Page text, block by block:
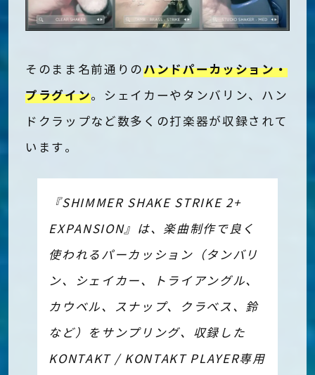
そのまま名前通りのハンドパーカッション・
プラグイン。シェイカーやタンバリン、ハン
ドクラップなど数多くの打楽器が収録されて
います。
『SHIMMER SHAKE STRIKE 2+
EXPANSION』は、楽曲制作で良く
使われるパーカッション（タンバリ
ン、シェイカー、トライアングル、
カウベル、スナップ、クラベス、鈴
など）をサンプリング、収録した
KONTAKT / KONTAKT PLAYER専用